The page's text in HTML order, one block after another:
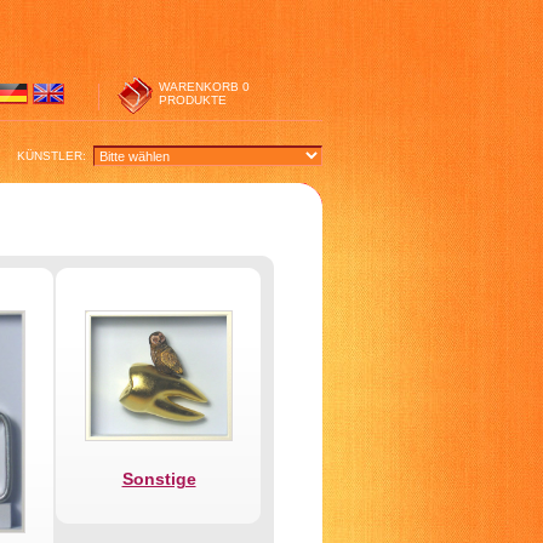
WARENKORB 0
PRODUKTE
KÜNSTLER:
Sonstige